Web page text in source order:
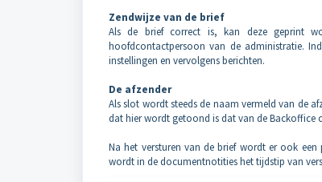
Zendwijze van de brief
Als de brief correct is, kan deze geprint
hoofdcontactpersoon van de administratie.
instellingen en vervolgens berichten.
De afzender
Als slot wordt steeds de naam vermeld van de
dat hier wordt getoond is dat van de Backoffice
Na het versturen van de brief wordt er ook
wordt in de documentnotities het tijdstip van